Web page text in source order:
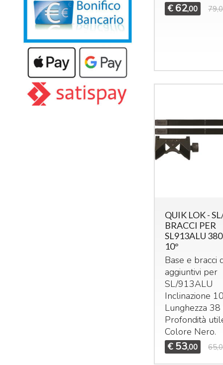
€ 62,00
QUIK LOK -
BRACCI PER
SL913ALU
10°
Base e bracci
aggiuntivi per
SL/913ALU
Inclinazione
Lunghezza 38
Profondità
Colore Nero.
€ 53,00